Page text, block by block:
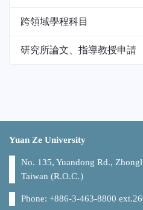
跨領域學程科目
研究所論文、指導教授申請
Yuan Ze University
No. 135, Yuandong Rd.,
Taiwan (R.O.C.）
Phone: +886-3-463-8800